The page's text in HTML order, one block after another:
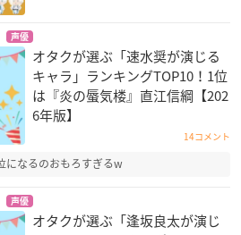
声優
オタクが選ぶ「速水奨が演じる
キャラ」ランキングTOP10！1位
は『炎の蜃気楼』直江信綱【202
6年版】
14コメント
になるのおもろすぎるw
声優
オタクが選ぶ「逢坂良太が演じ